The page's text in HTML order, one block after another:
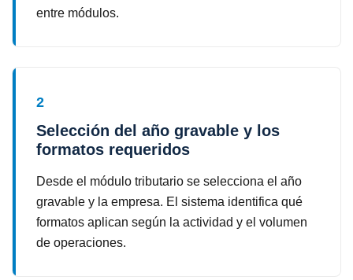
entre módulos.
2
Selección del año gravable y los
formatos requeridos
Desde el módulo tributario se selecciona el año
gravable y la empresa. El sistema identifica qué
formatos aplican según la actividad y el volumen
de operaciones.